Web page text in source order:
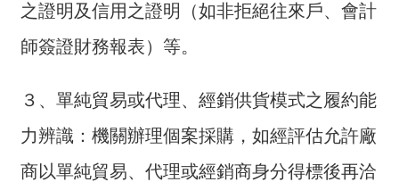
意
信
箱
雙
詞
彙
之證明及信用之證明（如非拒絕往來戶、會計
師簽證財務報表）等。
３、單純貿易或代理、經銷供貨模式之履約能
力辨識：機關辦理個案採購，如經評估允許廠
商以單純貿易、代理或經銷商身分得標後再洽